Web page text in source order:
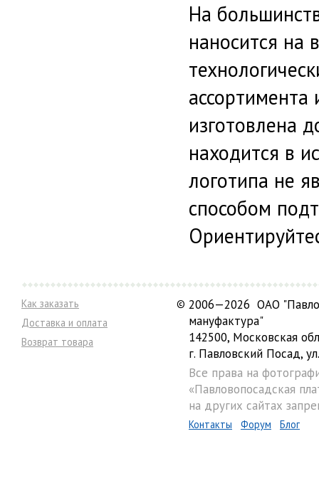
На
наносится на
изготовлена
находится в
логотипа не
способом
Как заказать
Доставка и оплата
Возврат товара
© 2006—2026 ОАО
мануфактура"
142500, Московская
г. Павловский Посад,
Все права на
«Павловопосадская
на других сайтах
Контакты Форум Блог